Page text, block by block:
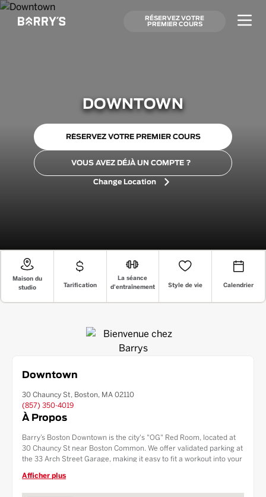
RÉSERVEZ VOTRE
PREMIER COURS
DOWNTOWN
RÉSERVEZ VOTRE PREMIER COURS
VOUS AVEZ DÉJÀ UN COMPTE ?
Change Location
Maison du
studio
Tarification
La séance
d'entraînement
Style de vie Calendrier
Downtown
30 Chauncy St, Boston, MA 02110
(857) 350-4019
À Propos
Barry’s Boston Downtown is the city's "OG" Red Room, located at
30 Chauncy St near Boston Common. We offer validated parking at
the 33 Arch Street Garage, making it easy to fit a workout into your
protein-packed Fuel Bar, and luxury amenities. Just steps from the
Downtown Crossing station, we serve the financial district and the
Afficher plus